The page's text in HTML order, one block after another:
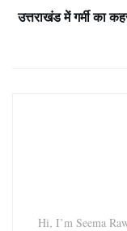
उत्तराखंड में गर्मी का
Hi, I’m Seema